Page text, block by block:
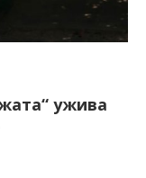
ужива